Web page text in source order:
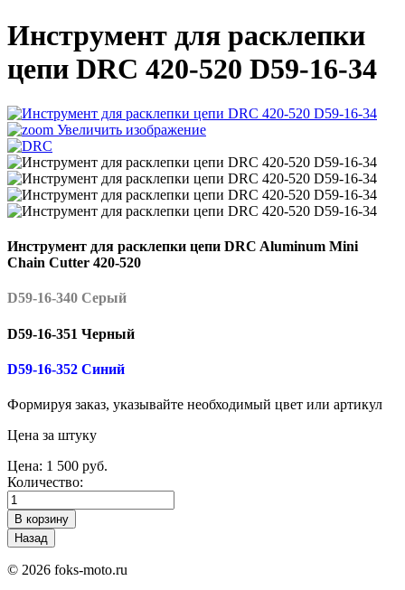
Инструмент для расклепки
цепи DRC 420-520 D59-16-34
Увеличить изображение
Инструмент для расклепки цепи DRC Aluminum Mini
Chain Cutter 420-520
D59-16-340 Серый
D59-16-351 Черный
D59-16-352 Синий
Формируя заказ, указывайте необходимый цвет или артикул
Цена за штуку
Цена: 1 500 руб.
Количество:
© 2026 foks-moto.ru